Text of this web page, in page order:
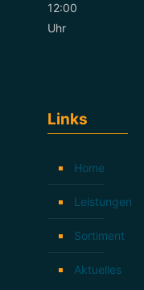
12:00
Uhr
Links
Home
Leistungen
Sortiment
Aktuelles